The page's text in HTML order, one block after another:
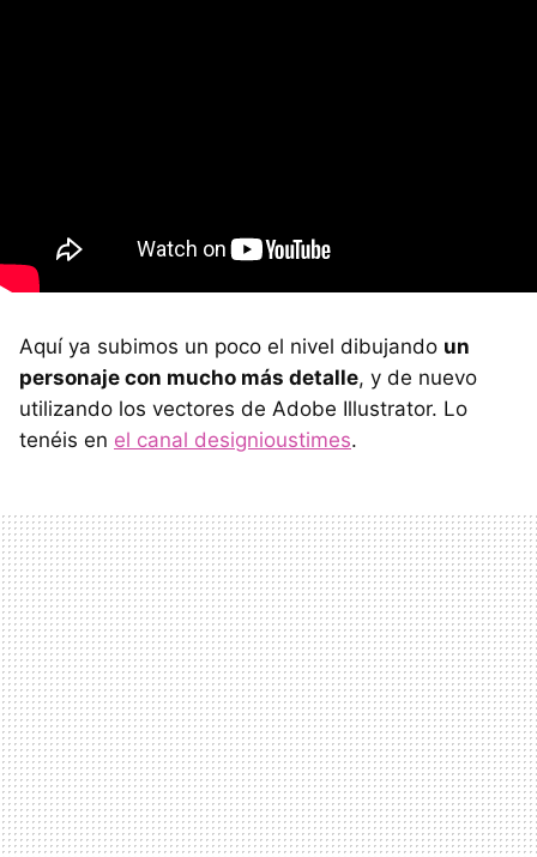
Aquí ya subimos un poco el nivel dibujando un
personaje con mucho más detalle, y de nuevo
utilizando los vectores de Adobe Illustrator. Lo
tenéis en el canal designioustimes.